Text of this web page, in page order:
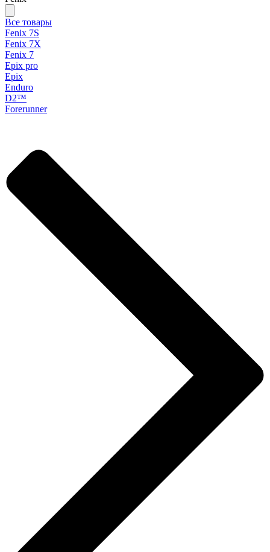
Все товары
Fenix 7S
Fenix 7X
Fenix 7
Epix pro
Epix
Enduro
D2™
Forerunner